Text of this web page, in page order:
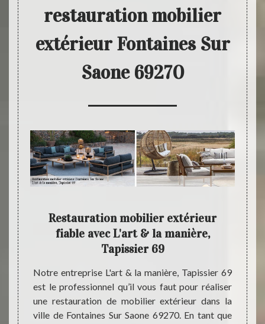
restauration mobilier
extérieur Fontaines Sur
Saone 69270
au
de
une
Restauration mobilier extérieur
fiable avec L'art & la manière,
Tapissier 69
Notre entreprise L'art & la manière, Tapissier 69
est le professionnel qu’il vous faut pour réaliser
une restauration de mobilier extérieur dans la
ville de Fontaines Sur Saone 69270. En tant que
L'art